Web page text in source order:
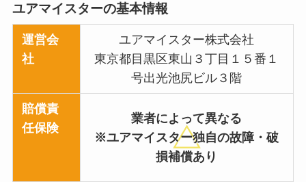
ユアマイスターの基本情報
運営会
社
ユアマイスター株式会社
東京都目黒区東山３丁目１５番１
号出光池尻ビル３階
賠償責
任保険
業者によって異なる
※ユアマイスター独自の故障・破
損補償あり